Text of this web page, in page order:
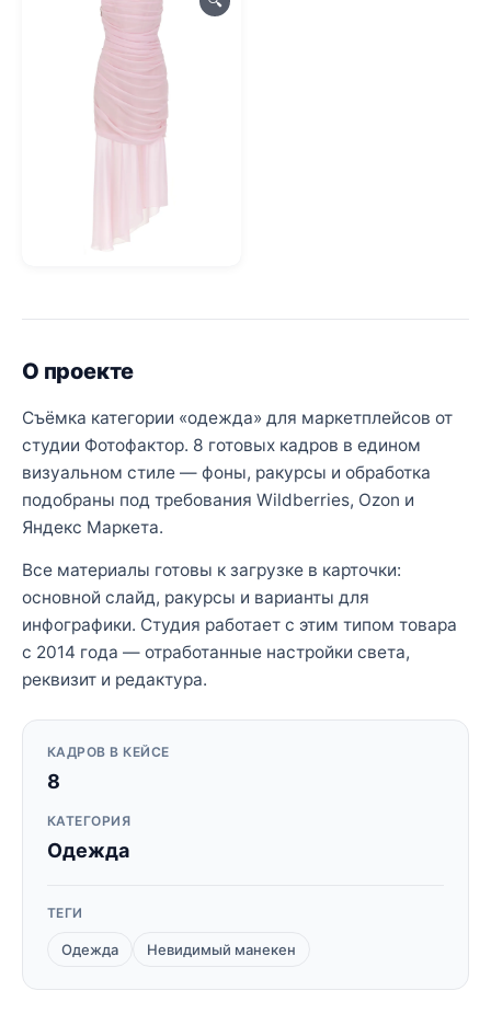
О проекте
Съёмка категории «одежда» для маркетплейсов от
студии Фотофактор. 8 готовых кадров в едином
визуальном стиле — фоны, ракурсы и обработка
подобраны под требования Wildberries, Ozon и
Яндекс Маркета.
Все материалы готовы к загрузке в карточки:
основной слайд, ракурсы и варианты для
инфографики. Студия работает с этим типом товара
с 2014 года — отработанные настройки света,
реквизит и редактура.
КАДРОВ В КЕЙСЕ
8
КАТЕГОРИЯ
Одежда
ТЕГИ
Одежда Невидимый манекен